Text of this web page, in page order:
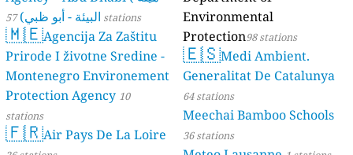
البيئة - أبو ظبي) 57 stations
🇲🇪Agencija Za Zaštitu
Prirode I životne Sredine -
Montenegro Environement
Protection Agency 10
stations
🇫🇷Air Pays De La Loire
Environmental
Protection98 stations
🇪🇸Medi Ambient.
Generalitat De Catalunya
64 stations
Meechai Bamboo Schools
36 stations